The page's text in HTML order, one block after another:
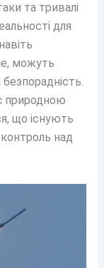
та тривалі
для
можуть
природною
що існують
над